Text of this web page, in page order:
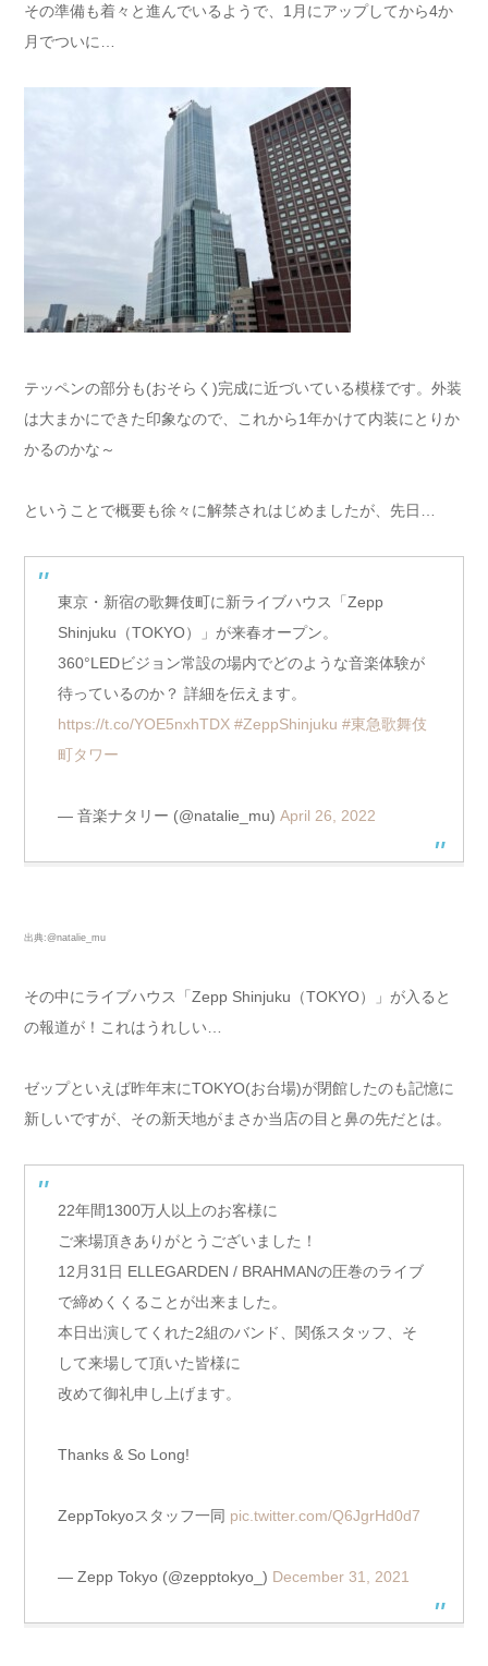
その準備も着々と進んでいるようで、1月にアップしてから4か
月でついに…
テッペンの部分も(おそらく)完成に近づいている模様です。外装
は大まかにできた印象なので、これから1年かけて内装にとりか
かるのかな～
ということで概要も徐々に解禁されはじめましたが、先日…
東京・新宿の歌舞伎町に新ライブハウス「Zepp
Shinjuku（TOKYO）」が来春オープン。
360°LEDビジョン常設の場内でどのような音楽体験が
待っているのか？ 詳細を伝えます。
https://t.co/YOE5nxhTDX #ZeppShinjuku #東急歌舞伎
町タワー
— 音楽ナタリー (@natalie_mu) April 26, 2022
出典:@natalie_mu
その中にライブハウス「Zepp Shinjuku（TOKYO）」が入ると
の報道が！これはうれしい…
ゼップといえば昨年末にTOKYO(お台場)が閉館したのも記憶に
新しいですが、その新天地がまさか当店の目と鼻の先だとは。
22年間1300万人以上のお客様に
ご来場頂きありがとうございました！
12月31日 ELLEGARDEN / BRAHMANの圧巻のライブ
で締めくくることが出来ました。
本日出演してくれた2組のバンド、関係スタッフ、そ
して来場して頂いた皆様に
改めて御礼申し上げます。
Thanks & So Long!
ZeppTokyoスタッフ一同 pic.twitter.com/Q6JgrHd0d7
— Zepp Tokyo (@zepptokyo_) December 31, 2021